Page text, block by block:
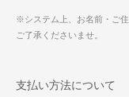
※システム上、お名前・ご
ご了承くださいませ。
支払い方法について